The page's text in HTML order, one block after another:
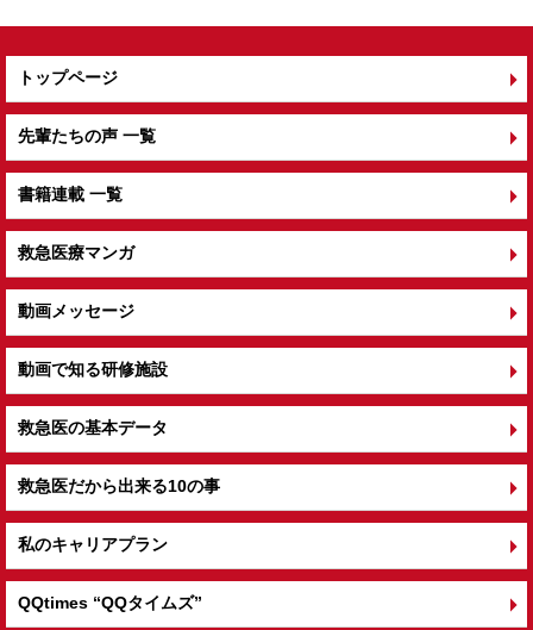
トップページ
先輩たちの声 一覧
書籍連載 一覧
救急医療マンガ
動画メッセージ
動画で知る研修施設
救急医の基本データ
救急医だから出来る10の事
私のキャリアプラン
QQtimes “QQタイムズ”